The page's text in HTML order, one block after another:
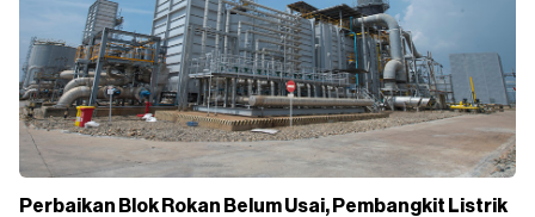
Perbaikan Blok Rokan Belum Usai, Pembangkit Listrik